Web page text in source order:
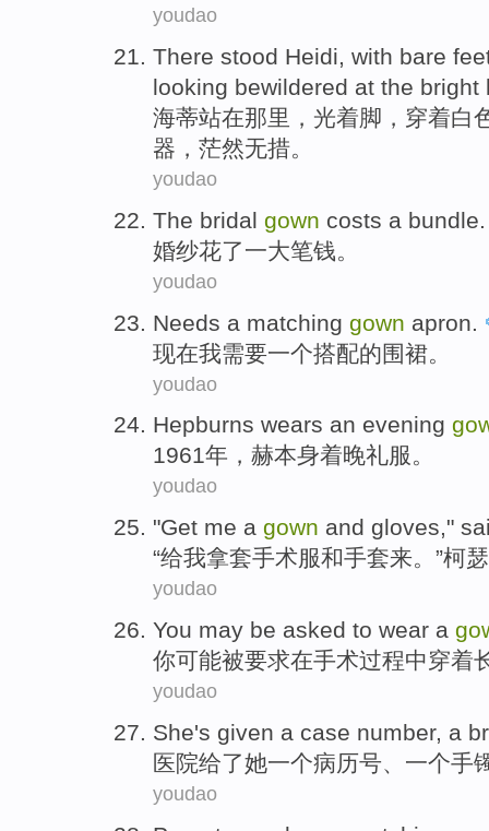
youdao
There stood Heidi, with bare
looking bewildered at the bright
海蒂站在那里 ， 光着脚， 穿着白
器， 茫然无措。
youdao
The bridal gown costs a bundle.
婚纱花了一大笔钱。
youdao
Needs a matching gown apron
现在我需要一个搭配的围裙。
youdao
Hepburns wears an evening
1961年， 赫本身着晚礼服。
youdao
"Get me a gown and gloves,"
“给我拿套手术服和手套来。”柯
youdao
You may be asked to wear a
你可能被要求在手术过程中穿着
youdao
She's given a case number, a
医院给了她一个病历号、一个手
youdao